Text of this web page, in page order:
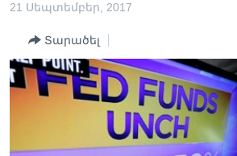
ԿԱՊ ՄԵԶ ՀԵՏ
Learning English
21 Սեպտեմբեր, 2017
Տարածել